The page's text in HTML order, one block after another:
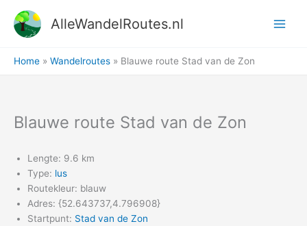
naar
AlleWandelRoutes.nl
Home Wandelroutes Blauwe route Stad van de Zon
Blauwe route Stad van de Zon
Lengte: 9.6 km
Type: lus
Routekleur: blauw
Adres: {52.643737,4.796908}
Startpunt: Stad van de Zon